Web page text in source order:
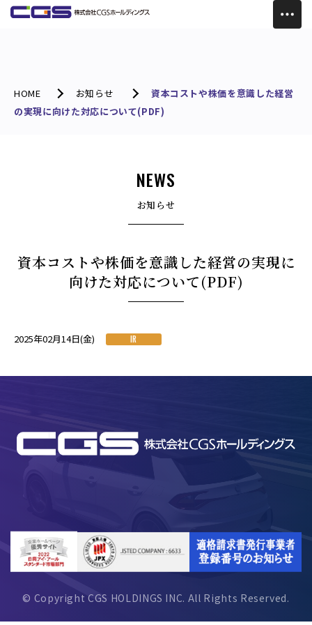
HOME お知らせ
資本コストや株価を意識した経営
の実現に向けた対応について(PDF)
NEWS
お知らせ
資本コストや株価を意識した経営の実現に
向けた対応について(PDF)
2025年02月14日(金) IR
© Copyright CGS HOLDINGS INC. All Rights Reserved.